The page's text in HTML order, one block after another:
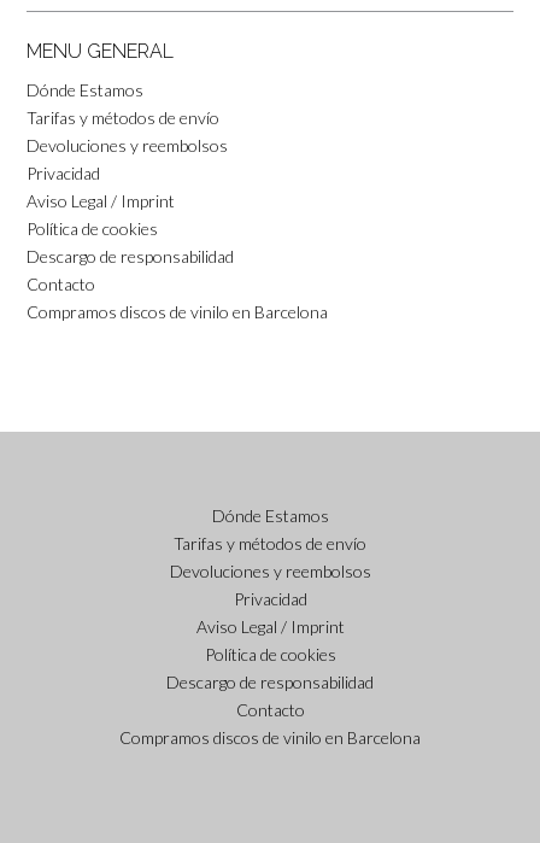
MENU GENERAL
Dónde Estamos
Tarifas y métodos de envío
Devoluciones y reembolsos
Privacidad
Aviso Legal / Imprint
Política de cookies
Descargo de responsabilidad
Contacto
Compramos discos de vinilo en Barcelona
Dónde Estamos
Tarifas y métodos de envío
Devoluciones y reembolsos
Privacidad
Aviso Legal / Imprint
Política de cookies
Descargo de responsabilidad
Contacto
Compramos discos de vinilo en Barcelona